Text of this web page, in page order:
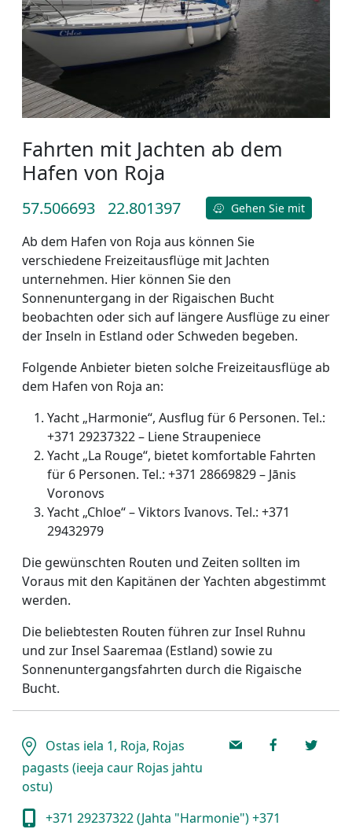
Fahrten mit Jachten ab dem
Hafen von Roja
57.506693 22.801397 Gehen Sie mit
Ab dem Hafen von Roja aus können Sie
verschiedene Freizeitausflüge mit Jachten
unternehmen. Hier können Sie den
Sonnenuntergang in der Rigaischen Bucht
beobachten oder sich auf längere Ausflüge zu einer
der Inseln in Estland oder Schweden begeben.
Folgende Anbieter bieten solche Freizeitausflüge ab
dem Hafen von Roja an:
Yacht „Harmonie“, Ausflug für 6 Personen. Tel.:
+371 29237322 – Liene Straupeniece
Yacht „La Rouge“, bietet komfortable Fahrten
für 6 Personen. Tel.: +371 28669829 – Jānis
Voronovs
Yacht „Chloe“ – Viktors Ivanovs. Tel.: +371
29432979
Die gewünschten Routen und Zeiten sollten im
Voraus mit den Kapitänen der Yachten abgestimmt
werden.
Die beliebtesten Routen führen zur Insel Ruhnu
und zur Insel Saaremaa (Estland) sowie zu
Sonnenuntergangsfahrten durch die Rigaische
Bucht.
Ostas iela 1, Roja, Rojas
pagasts (ieeja caur Rojas jahtu
ostu)
+371 29237322 (Jahta "Harmonie") +371